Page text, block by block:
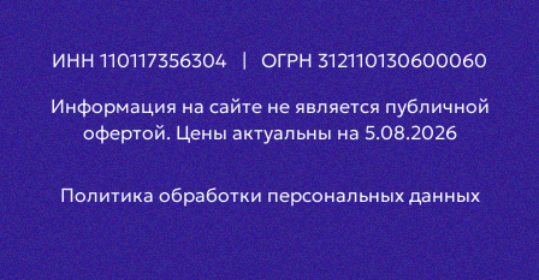
ИНН 110117356304 | ОГРН 312110130600060
Информация на сайте не является публичной
офертой. Цены актуальны на 5.08.2026
Политика обработки персональных данных